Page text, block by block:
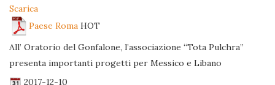
Scarica
Paese Roma HOT
All’ Oratorio del Gonfalone, l’associazione “Tota Pulchra”
presenta importanti progetti per Messico e Libano
2017-12-10